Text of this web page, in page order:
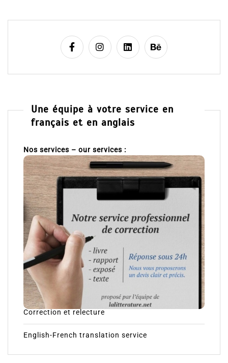
Une équipe à votre service en
français et en anglais
Nos services – our services :
Correction et relecture
English-French translation service